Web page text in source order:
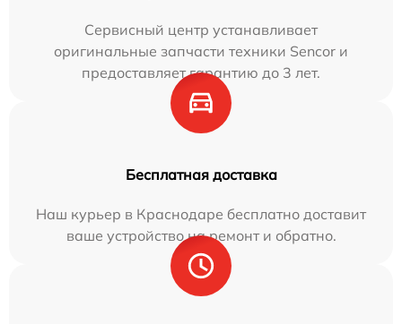
Сервисный центр устанавливает
оригинальные запчасти техники Sencor и
предоставляет гарантию до 3 лет.
Бесплатная доставка
Наш курьер в Краснодаре бесплатно доставит
ваше устройство на ремонт и обратно.